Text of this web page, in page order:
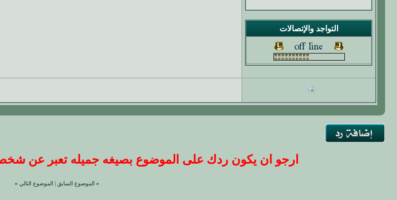
التواجد والإتصالات
ارجو ان يكون ردك على الموضوع بصيغه جميله تعبر عن
« الموضوع السابق الموضوع التالي »